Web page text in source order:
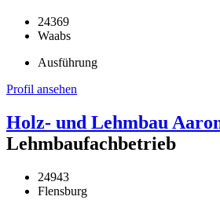
24369
Waabs
Ausführung
Profil ansehen
Holz- und Lehmbau
Lehmbaufachbetrieb
24943
Flensburg